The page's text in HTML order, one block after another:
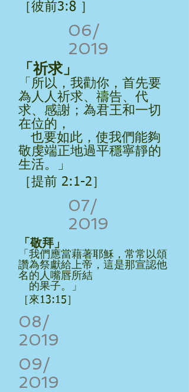
［彼前3:8 ］
06/
2019
「祈求」
「所以，我勸你，首先要
為人人祈求、禱告、代
求、感謝；為君王和一切
在位的，
也要如此，使我們能夠
敬虔端正地過平穩寧靜的
生活。」
［提前 2:1-2］
07/
2019
「敬拜」
「我們應當藉著耶穌，常常以頌
讚為祭獻給上帝，這是那宣認他
名的人嘴唇所結
的果子。」
［來13:15］
08/
2019
09/
2019